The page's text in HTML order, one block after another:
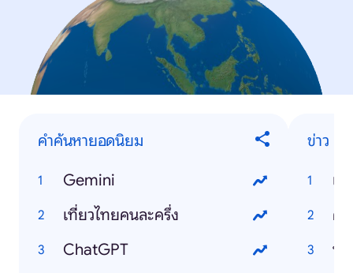
คำค้นหายอดนิยม
Gemini
เที่ยวไทยคนละครึ่ง
ChatGPT
ข่าว
แ
ค
ปร